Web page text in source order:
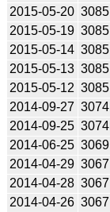
2015-05-20 3085
2015-05-19 3085
2015-05-14 3085
2015-05-13 3085
2015-05-12 3085
2014-09-27 3074
2014-09-25 3074
2014-06-25 3069
2014-04-29 3067
2014-04-28 3067
2014-04-26 3067